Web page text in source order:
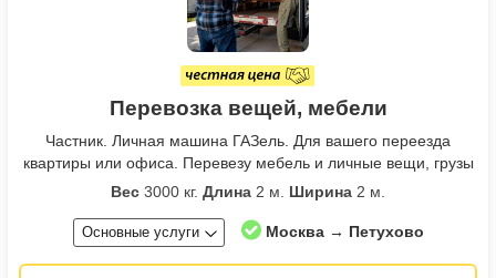
Перевозка вещей, мебели
Частник. Личная машина ГАЗель. Для вашего переезда
квартиры или офиса. Перевезу мебель и личные вещи, грузы
Вес 3000 кг. Длина 2 м. Ширина 2 м.
Основные услуги Москва → Петухово